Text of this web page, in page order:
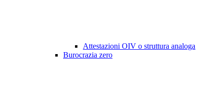
Attestazioni OIV o struttura analoga
Burocrazia zero